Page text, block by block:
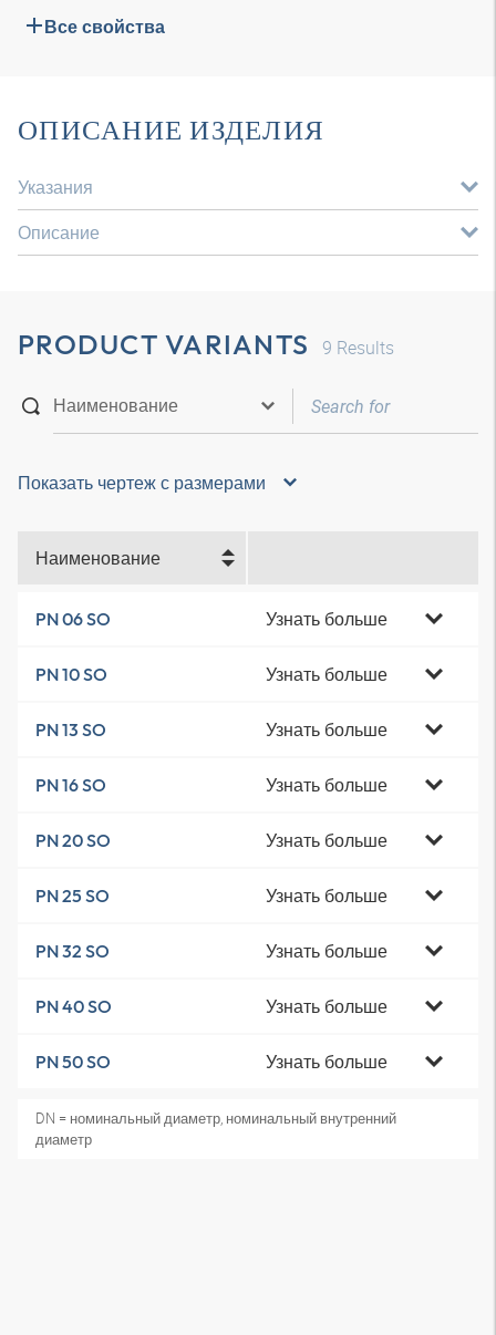
Все свойства
ОПИСАНИЕ ИЗДЕЛИЯ
Указания
Описание
PRODUCT VARIANTS 9 Results
Показать чертеж с размерами
Наименование
PN 06 SO Узнать больше
PN 10 SO Узнать больше
PN 13 SO Узнать больше
PN 16 SO Узнать больше
PN 20 SO Узнать больше
PN 25 SO Узнать больше
PN 32 SO Узнать больше
PN 40 SO Узнать больше
PN 50 SO Узнать больше
DN = номинальный диаметр, номинальный внутренний
диаметр